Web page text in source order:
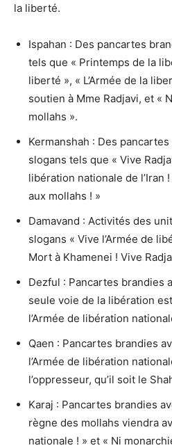
la liberté.
Ispahan : Des pancartes
tels que « Printemps de la
liberté », « L’Armée de la
soutien à Mme Radjavi, et «
mollahs ».
Kermanshah : Des
slogans tels que « Vive
libération nationale de l’Iran
aux mollahs ! »
Damavand : Activités des
slogans « Vive l’Armée de
Mort à Khamenei ! Vive
Dezful : Pancartes brandies
seule voie de la libération
l’Armée de libération
Qaen : Pancartes brandies
l’Armée de libération
l’oppresseur, qu’il soit le
Karaj : Pancartes brandies
règne des mollahs viendra
nationale ! » et « Ni